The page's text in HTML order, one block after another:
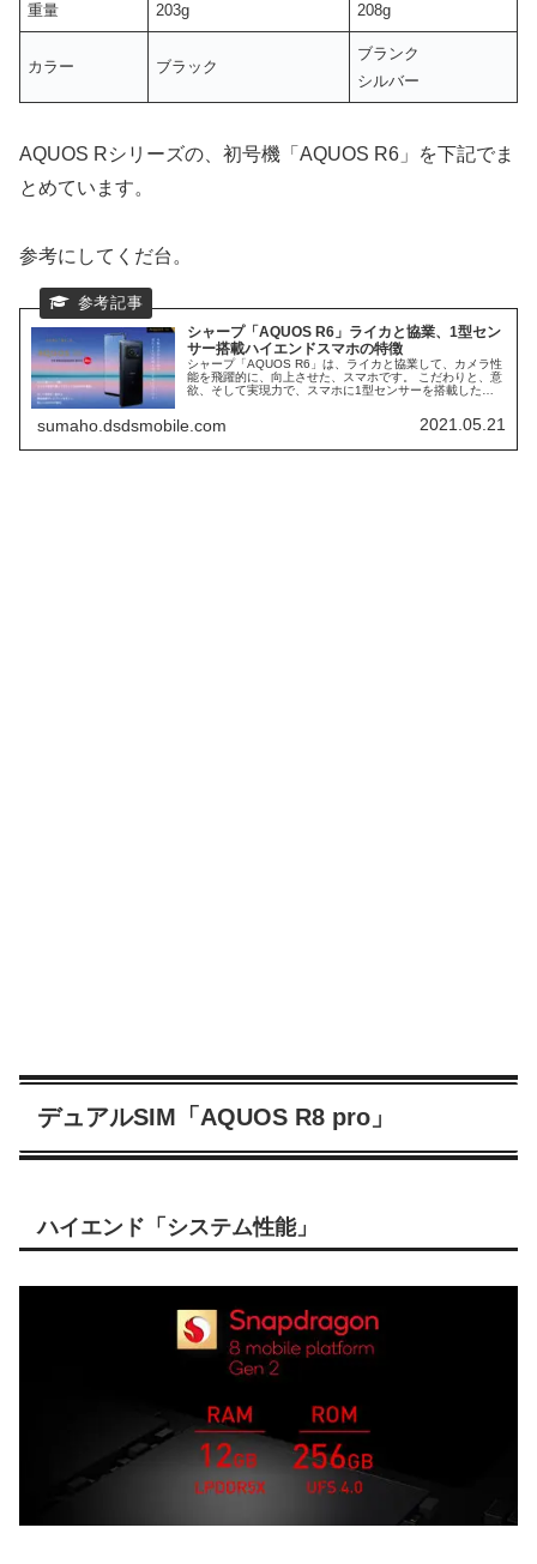
重量 203g 208g
カラー ブラック
ブランク
シルバー
AQUOS Rシリーズの、初号機「AQUOS R6」を下記でま
とめています。
参考にしてくだ台。
シャープ「AQUOS R6」ライカと協業、1型セン
サー搭載ハイエンドスマホの特徴
シャープ「AQUOS R6」は、ライカと協業して、カメラ性
能を飛躍的に、向上させた、スマホです。 こだわりと、意
欲、そして実現力で、スマホに1型センサーを搭載した、
な、ライカとの協業で成し遂げた、AQUOS R6 の、スペ
ックに迫ります。
sumaho.dsdsmobile.com 2021.05.21
デュアルSIM「AQUOS R8 pro」
ハイエンド「システム性能」